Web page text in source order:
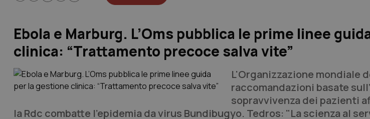
Ebola e Marburg. L’Oms pubblica le prime linee
clinica: “Trattamento precoce salva vite”
L'Organizzazione mondiale
raccomandazioni basate
sopravvivenza dei pazienti
la Rdc combatte l'epidemia da virus Bundibugyo. Tedros: "La scienza al